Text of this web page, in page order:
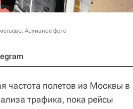
Архивное фото
частота полетов из Москвы в
трафика, пока рейсы